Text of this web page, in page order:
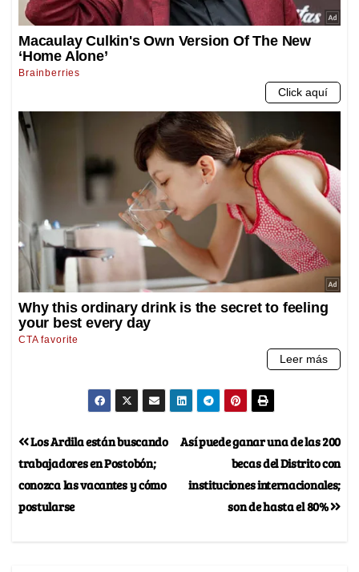
Así puede ganar una de las 200
becas del Distrito con
instituciones internacionales;
son de hasta el 80%
Los Ardila están buscando
trabajadores en Postobón;
conozca las vacantes y cómo
postularse